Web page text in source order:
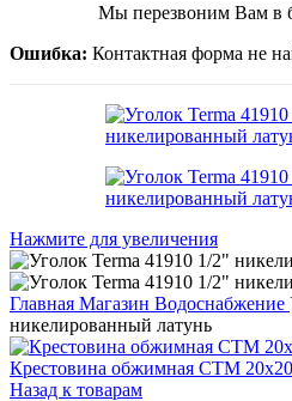
Мы перезвоним Вам в
Ошибка: Контактная форма не
Нажмите для увеличения
Главная Магазин Водоснабжение
никелированный латунь
Крестовина обжимная СТМ
Назад к товарам